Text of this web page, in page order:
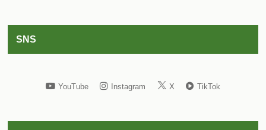
SNS
YouTube Instagram X TikTok